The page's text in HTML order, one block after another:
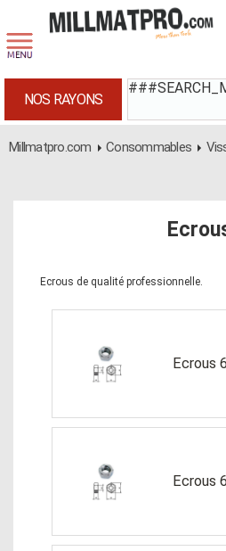
NOS RAYONS
Millmatpro.com Consommables
Ecrous de qualité professionnelle.
Ecrous
Ecrous